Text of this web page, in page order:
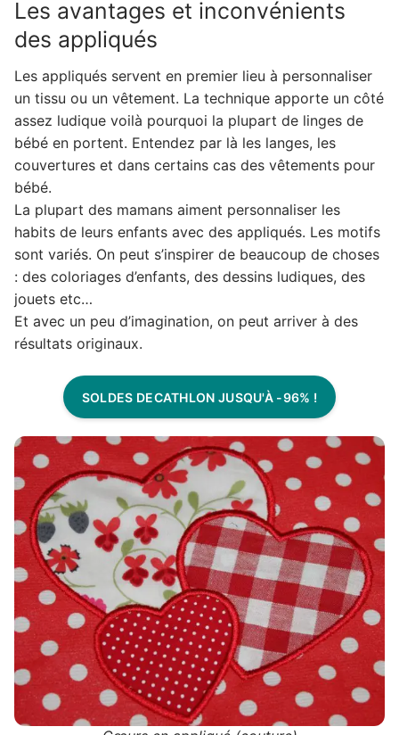
Les avantages et inconvénients
des appliqués
Les appliqués servent en premier lieu à personnaliser
un tissu ou un vêtement. La technique apporte un côté
assez ludique voilà pourquoi la plupart de linges de
bébé en portent. Entendez par là les langes, les
couvertures et dans certains cas des vêtements pour
bébé.
La plupart des mamans aiment personnaliser les
habits de leurs enfants avec des appliqués. Les motifs
sont variés. On peut s’inspirer de beaucoup de choses
: des coloriages d’enfants, des dessins ludiques, des
jouets etc…
Et avec un peu d’imagination, on peut arriver à des
résultats originaux.
SOLDES DECATHLON JUSQU'À -96% !